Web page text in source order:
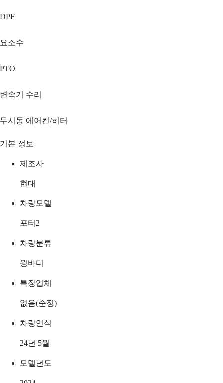
DPF
요소수
PTO
변속기 수리
무시동 에어컨/히터
기본 정보
제조사
현대
차량모델
포터2
차량분류
윙바디
특장업체
없음(순정)
차량연식
24년 5월
모델년도